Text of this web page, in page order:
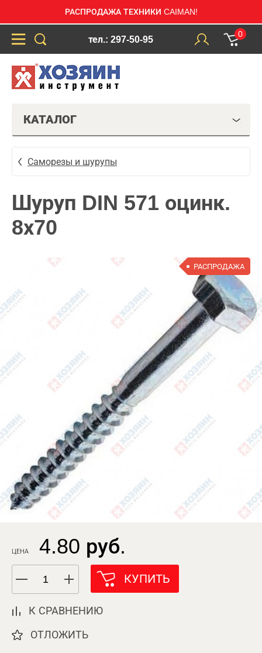
РАСПРОДАЖА ТЕХНИКИ CAIMAN!
тел.: 297-50-95
0
КАТАЛОГ
Саморезы и шурупы
Шуруп DIN 571 оцинк.
8х70
РАСПРОДАЖА
ЦЕНА 4.80 руб.
КУПИТЬ
К СРАВНЕНИЮ
ОТЛОЖИТЬ